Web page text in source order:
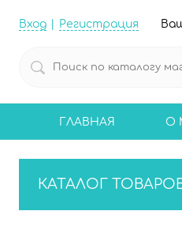
Вход Регистрация
ГЛАВНАЯ О
КАТАЛОГ